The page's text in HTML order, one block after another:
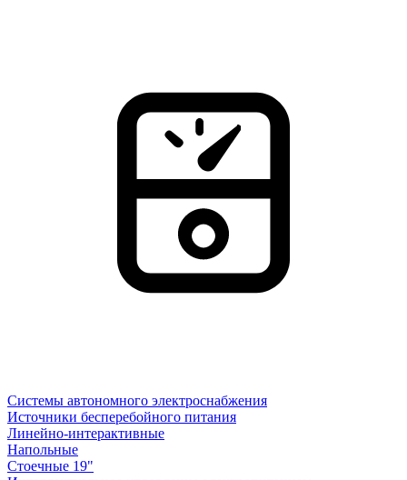
Системы автономного электроснабжения
Источники бесперебойного питания
Линейно-интерактивные
Напольные
Стоечные 19"